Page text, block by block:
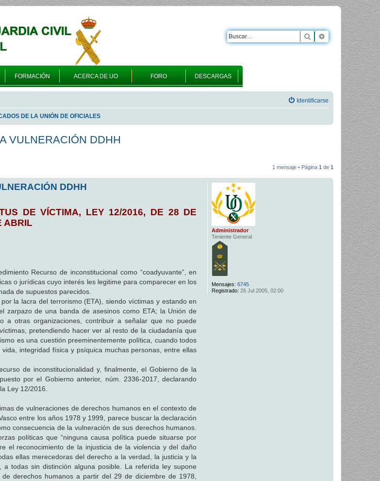
FORMACIÓN ACERCA DE UO FORO DESCARGAS
Buscar Búsqueda
Identificarse
DE LA UNIÓN DE OFICIALES
VULNERACIÓN DDHH
1 mensaje • Página 1 de 1
Administrador
Teniente General
Mensajes: 6745
Registrado: 26 Jul 2005, 02:00
DDHH
DE VÍCTIMA, LEY 12/2016, DE 28 DE
ABRIL
Recurso de inconstitucional como “coadyuvante”, en
o jurídicas cuyo interés les legitime para comparecer en los
de supuestos parecidos.
la lacra del terrorismo (ETA), siendo víctimas y estando en
zarpazo de una banda de asesinos como ETA; la Unión de
a otras organizaciones, contribuir a señalar que no puede
pretendiendo hacer ver al resto de la ciudadanía que
es una cuestión preeminentemente política, cuando todos
integridad física y psíquica muchas personas, entre ellas
de inconstitucionalidad y, finalmente, el Gobierno de la
por el Gobierno anterior, núm. 2336-2017, declarando
Ley 12/2016.
de vulneraciones de derechos humanos en el contexto de
entre los años 1978 y 1999, parece buscar la declaración
consecuencia de la vulneración de sus derechos humanos.
políticas que “ninguna causa política puede situarse por
el reconocimiento de la injusticia de la violencia y del daño
ellas merecedoras del derecho a la verdad, la justicia y la
todas sin distinción alguna posible. La referida ley supone
derechos humanos a partir del 29 de diciembre de 1978,